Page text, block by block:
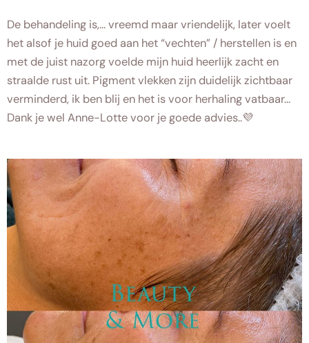
De behandeling is,… vreemd maar vriendelijk, later voelt
het alsof je huid goed aan het “vechten” / herstellen is en
met de juist nazorg voelde mijn huid heerlijk zacht en
straalde rust uit. Pigment vlekken zijn duidelijk zichtbaar
verminderd, ik ben blij en het is voor herhaling vatbaar…
Dank je wel Anne-Lotte voor je goede advies..💜